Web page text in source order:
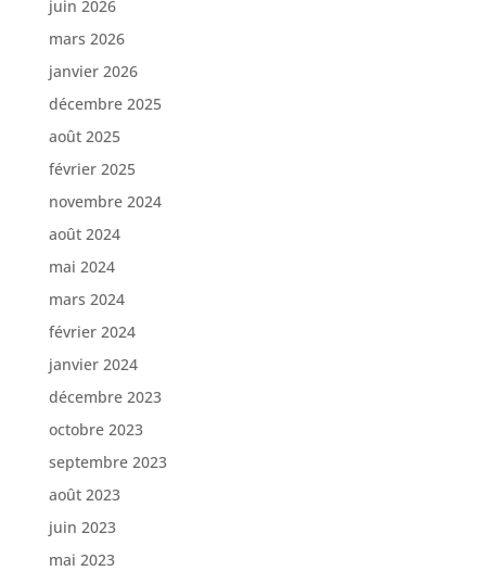
juin 2026
mars 2026
janvier 2026
décembre 2025
août 2025
février 2025
novembre 2024
août 2024
mai 2024
mars 2024
février 2024
janvier 2024
décembre 2023
octobre 2023
septembre 2023
août 2023
juin 2023
mai 2023